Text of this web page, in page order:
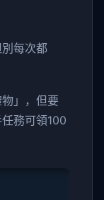
每次都
」，但要
務可領100